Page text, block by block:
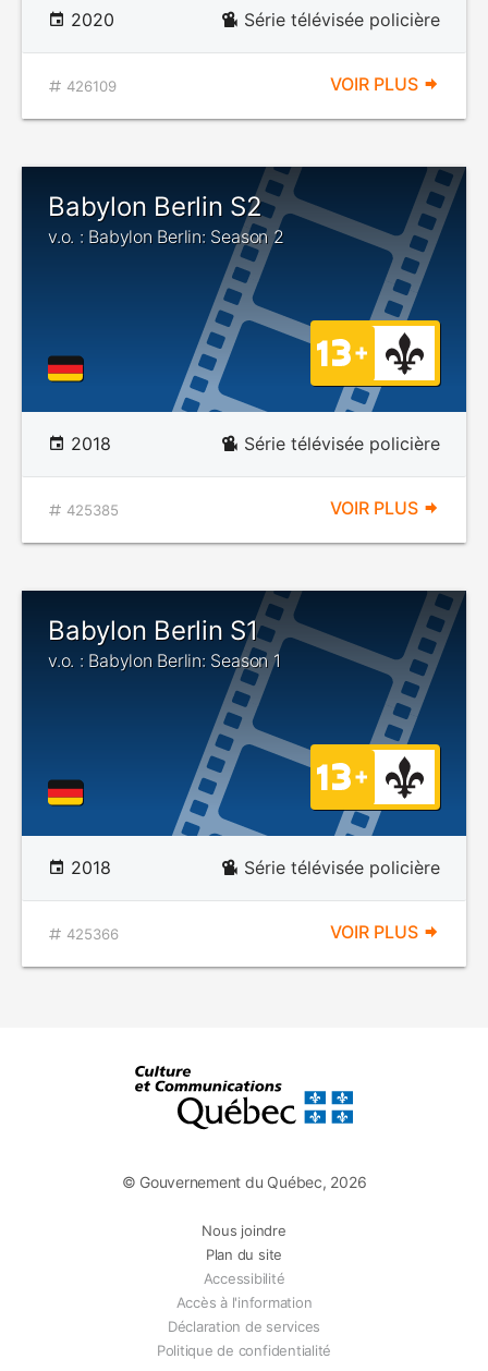
2020 Série télévisée policière
426109 VOIR PLUS
Babylon Berlin S2
v.o. : Babylon Berlin: Season 2
2018 Série télévisée policière
425385 VOIR PLUS
Babylon Berlin S1
v.o. : Babylon Berlin: Season 1
2018 Série télévisée policière
425366 VOIR PLUS
© Gouvernement du Québec, 2026
Nous joindre
Plan du site
Accessibilité
Accès à l'information
Déclaration de services
Politique de confidentialité